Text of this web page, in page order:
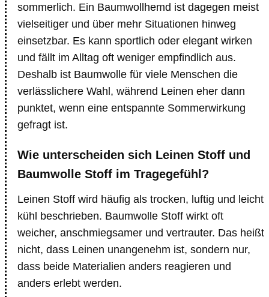
sommerlich. Ein Baumwollhemd ist dagegen meist
vielseitiger und über mehr Situationen hinweg
einsetzbar. Es kann sportlich oder elegant wirken
und fällt im Alltag oft weniger empfindlich aus.
Deshalb ist Baumwolle für viele Menschen die
verlässlichere Wahl, während Leinen eher dann
punktet, wenn eine entspannte Sommerwirkung
gefragt ist.
Wie unterscheiden sich Leinen Stoff und
Baumwolle Stoff im Tragegefühl?
Leinen Stoff wird häufig als trocken, luftig und leicht
kühl beschrieben. Baumwolle Stoff wirkt oft
weicher, anschmiegsamer und vertrauter. Das heißt
nicht, dass Leinen unangenehm ist, sondern nur,
dass beide Materialien anders reagieren und
anders erlebt werden.